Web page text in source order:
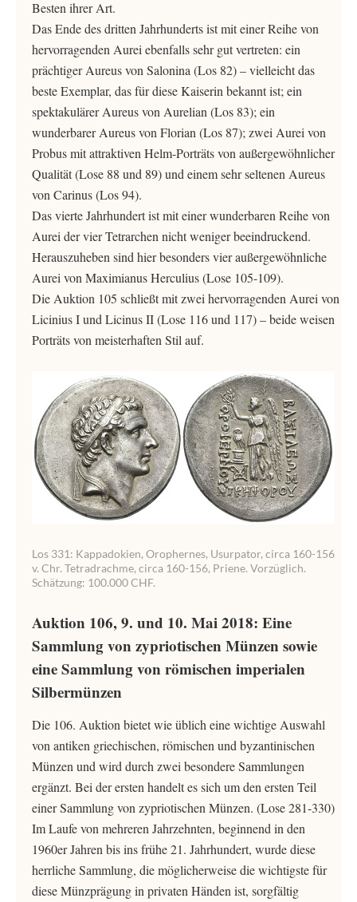
Besten ihrer Art.
Das Ende des dritten Jahrhunderts ist mit einer Reihe von
hervorragenden Aurei ebenfalls sehr gut vertreten: ein
prächtiger Aureus von Salonina (Los 82) – vielleicht das
beste Exemplar, das für diese Kaiserin bekannt ist; ein
spektakulärer Aureus von Aurelian (Los 83); ein
wunderbarer Aureus von Florian (Los 87); zwei Aurei von
Probus mit attraktiven Helm-Porträts von außergewöhnlicher
Qualität (Lose 88 und 89) und einem sehr seltenen Aureus
von Carinus (Los 94).
Das vierte Jahrhundert ist mit einer wunderbaren Reihe von
Aurei der vier Tetrarchen nicht weniger beeindruckend.
Herauszuheben sind hier besonders vier außergewöhnliche
Aurei von Maximianus Herculius (Lose 105-109).
Die Auktion 105 schließt mit zwei hervorragenden Aurei von
Licinius I und Licinus II (Lose 116 und 117) – beide weisen
Porträts von meisterhaften Stil auf.
Los 331: Kappadokien, Orophernes, Usurpator, circa 160-156
v. Chr. Tetradrachme, circa 160-156, Priene. Vorzüglich.
Schätzung: 100.000 CHF.
Auktion 106, 9. und 10. Mai 2018: Eine
Sammlung von zypriotischen Münzen sowie
eine Sammlung von römischen imperialen
Silbermünzen
Die 106. Auktion bietet wie üblich eine wichtige Auswahl
von antiken griechischen, römischen und byzantinischen
Münzen und wird durch zwei besondere Sammlungen
ergänzt. Bei der ersten handelt es sich um den ersten Teil
einer Sammlung von zypriotischen Münzen. (Lose 281-330)
Im Laufe von mehreren Jahrzehnten, beginnend in den
1960er Jahren bis ins frühe 21. Jahrhundert, wurde diese
herrliche Sammlung, die möglicherweise die wichtigste für
diese Münzprägung in privaten Händen ist, sorgfältig